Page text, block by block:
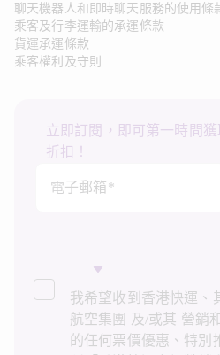
聊天機器人和即時聊天服務的使用條
乘客及行李運輸的承運條款
貨運承運條款
乘客權利及守則
立即訂閱，即可第一時間
折扣！
電子郵箱*
我希望收到香港快運、
航空集團 及/或其 營銷
的任何票價優惠、特別